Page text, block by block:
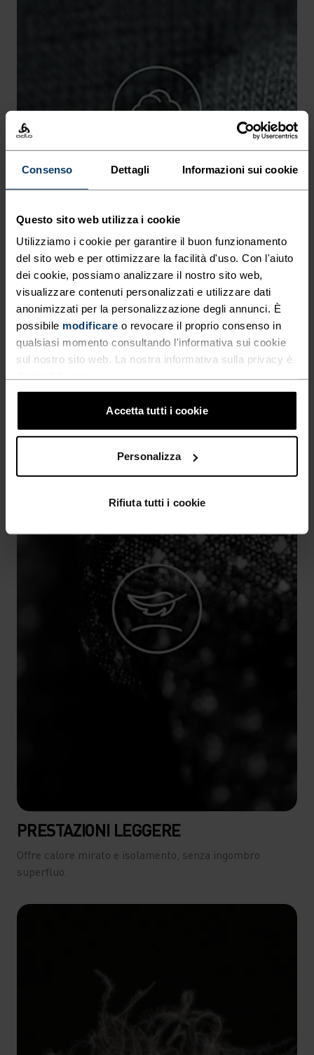
Consenso Dettagli Informazioni sui cookie
Questo sito web utilizza i cookie
Utilizziamo i cookie per garantire il buon funzionamento
del sito web e per ottimizzare la facilità d'uso. Con l'aiuto
dei cookie, possiamo analizzare il nostro sito web,
visualizzare contenuti personalizzati e utilizzare dati
anonimizzati per la personalizzazione degli annunci. È
possibile modificare o revocare il proprio consenso in
qualsiasi momento consultando l'informativa sui cookie
sul nostro sito web. La nostra informativa sulla privacy è
Accetta tutti i cookie
Personalizza
Rifiuta tutti i cookie
-15°
-25°
-30°
-15°
-20°
-25°
PREVENZIONE DELL'IRRITAZIONE
Costruiti con cura per ridurre l'attrito che causa
PRESTAZIONI LEGGERE
Offre calore mirato e isolamento, senza ingombro
superfluo.